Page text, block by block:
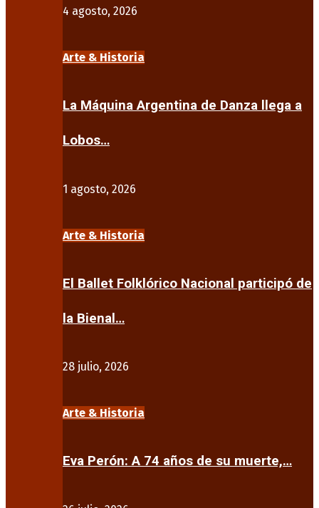
4 agosto, 2026
Arte & Historia
La Máquina Argentina de Danza llega a
Lobos…
1 agosto, 2026
Arte & Historia
El Ballet Folklórico Nacional participó de
la Bienal…
28 julio, 2026
Arte & Historia
Eva Perón: A 74 años de su muerte,…